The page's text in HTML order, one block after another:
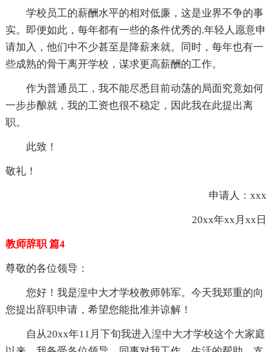
学校员工的薪酬水平的相对低廉，这是业界不争的事
实。即便如此，每年都有一些的条件优秀的.年轻人愿意申
请加入，他们中不少甚至是降薪来就。同时，每年也有一
些成熟的骨干离开学校，谋求更高薪酬的工作。
作为普通员工，我不能尽悉目前动荡的局面究竟如何
一步步酿就，我的工资也很不稳定，因此我在此提出离
职。
此致！
敬礼！
申请人：xxx
20xx年xx月xx日
教师辞职 篇4
尊敬的各位领导：
您好！我是湟中大才学校教师韩军。今天我郑重的向
您提出辞职申请，希望您能批准并谅解！
自从20xx年11月下旬我进入湟中大才学校这个大家庭